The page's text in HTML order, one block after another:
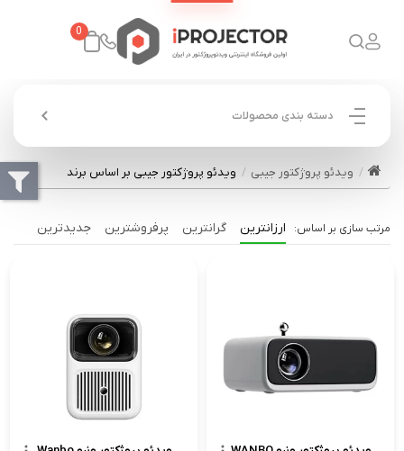
0
دسته بندی محصولات
ویدئو پروژکتور جیبی ویدئو پروژکتور جیبی بر اساس برند
ارزانترین گرانترین پرفروشترین جدیدترین